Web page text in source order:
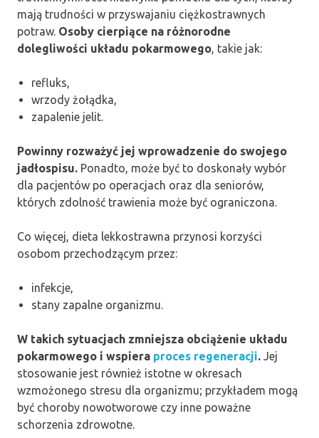
mają trudności w przyswajaniu ciężkostrawnych
potraw. Osoby cierpiące na różnorodne
dolegliwości układu pokarmowego , takie jak:
refluks,
wrzody żołądka,
zapalenie jelit.
Powinny rozważyć jej wprowadzenie do swojego
jadłospisu. Ponadto, może być to doskonały wybór
dla pacjentów po operacjach oraz dla seniorów,
których zdolność trawienia może być ograniczona.
Co więcej, dieta lekkostrawna przynosi korzyści
osobom przechodzącym przez:
infekcje,
stany zapalne organizmu.
W takich sytuacjach zmniejsza obciążenie układu
pokarmowego i wspiera proces regeneracji. Jej
stosowanie jest również istotne w okresach
wzmożonego stresu dla organizmu; przykładem mogą
być choroby nowotworowe czy inne poważne
schorzenia zdrowotne.